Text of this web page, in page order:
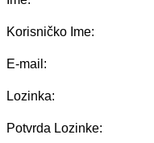
Korisničko Ime:
E-mail:
Lozinka:
Potvrda Lozinke: